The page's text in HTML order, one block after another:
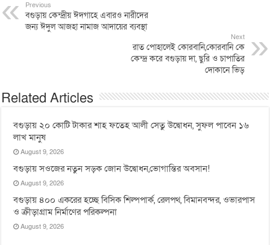
Previous
বগুড়ায় কেন্দ্রীয় ঈদগাহে এবারও নারীদের
জন্য ঈদুল আজহা নামাজ আদায়ের ব্যবস্থা
Next
রাত পোহালেই কোরবানি,কোরবানি কে
কেন্দ্র করে বগুড়ায় দা, ছুরি ও চাপাতির
দোকানে ভিড়
Related Articles
বগুড়ায় ২০ কোটি টাকার শাহ ফতেহ আলী সেতু উদ্বোধন, সুফল পাবেন ১৬
লাখ মানুষ
August 9, 2026
বগুড়ায় সওজের নতুন সড়ক জোন উদ্বোধন,ভোগান্তির অবসান!
August 9, 2026
বগুড়ায় ৪০০ একরের হচ্ছে বিসিক শিল্পপার্ক, রেলপথ, বিমানবন্দর, ওভারপাস
ও ক্রীড়াগ্রাম নির্মাণের পরিকল্পনা
August 9, 2026